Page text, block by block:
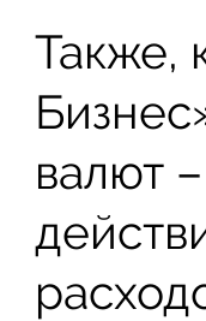
Также,
валют